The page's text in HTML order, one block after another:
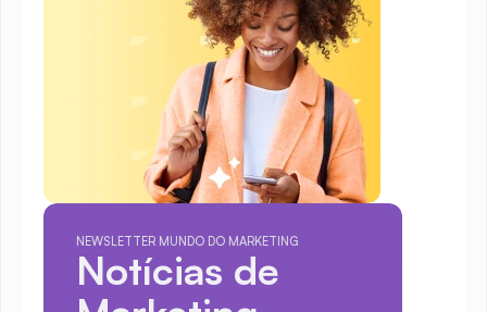
NEWSLETTER MUNDO DO MARKETING
Notícias de